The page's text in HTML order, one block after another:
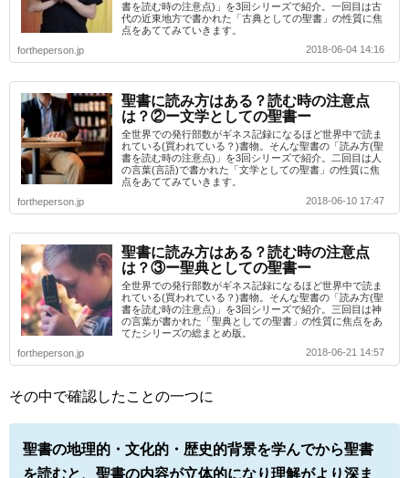
書を読む時の注意点)」を3回シリーズで紹介。一回目は古
代の近東地方で書かれた「古典としての聖書」の性質に焦
点をあててみていきます。
fortheperson.jp
2018-06-04 14:16
聖書に読み方はある？読む時の注意点
は？②ー文学としての聖書ー
全世界での発行部数がギネス記録になるほど世界中で読ま
れている(買われている？)書物。そんな聖書の「読み方(聖
書を読む時の注意点)」を3回シリーズで紹介。二回目は人
の言葉(言語)で書かれた「文学としての聖書」の性質に焦
点をあててみていきます。
fortheperson.jp
2018-06-10 17:47
聖書に読み方はある？読む時の注意点
は？③ー聖典としての聖書ー
全世界での発行部数がギネス記録になるほど世界中で読ま
れている(買われている？)書物。そんな聖書の「読み方(聖
書を読む時の注意点)」を3回シリーズで紹介。三回目は神
の言葉が書かれた「聖典としての聖書」の性質に焦点をあ
てたシリーズの総まとめ版。
fortheperson.jp
2018-06-21 14:57
その中で確認したことの一つに
聖書の地理的・文化的・歴史的背景を学んでから聖書
を読むと、聖書の内容が立体的になり理解がより深ま